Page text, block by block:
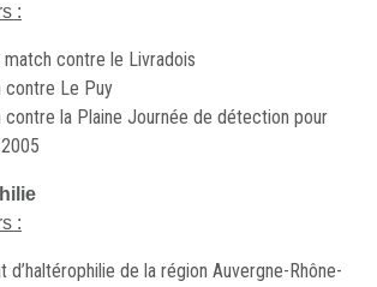
:
match contre le Livradois
contre Le Puy
contre la Plaine Journée de détection pour
:
d’haltérophilie de la région Auvergne-Rhône-